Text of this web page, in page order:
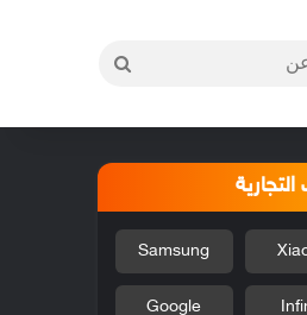
التجارية
Samsung
Google